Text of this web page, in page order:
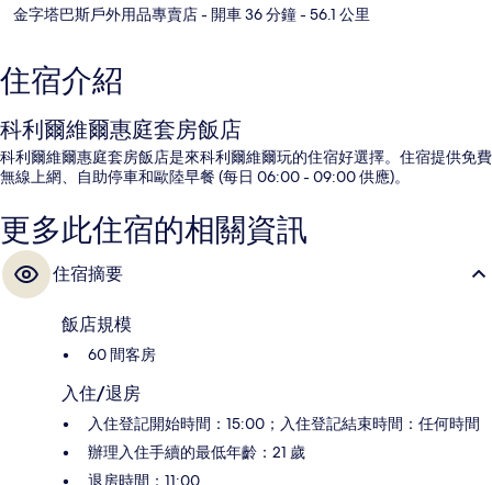
金字塔巴斯戶外用品專賣店- 開車 36 分鐘- 56.1 公里
住宿介紹
科利爾維爾惠庭套房飯店
科利爾維爾惠庭套房飯店是來科利爾維爾玩的住宿好選擇。住宿提供免費
無線上網、自助停車和歐陸早餐 (每日 06:00 - 09:00 供應)。
更多此住宿的相關資訊
住宿摘要
飯店規模
60 間客房
入住/退房
入住登記開始時間：15:00；入住登記結束時間：任何時間
辦理入住手續的最低年齡：21 歲
退房時間：11:00